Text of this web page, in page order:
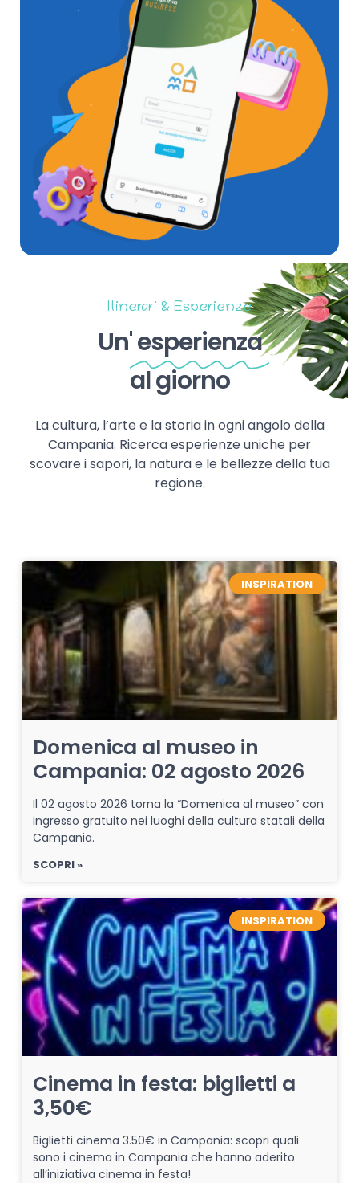
Itinerari & Esperienze
Un'esperienza
al giorno
La cultura, l’arte e la storia in ogni angolo della
Campania. Ricerca esperienze uniche per
scovare i sapori, la natura e le bellezze della tua
regione.
INSPIRATION
Domenica al museo in
Campania: 02 agosto 2026
Il 02 agosto 2026 torna la “Domenica al museo” con
ingresso gratuito nei luoghi della cultura statali della
Campania.
SCOPRI »
INSPIRATION
Cinema in festa: biglietti a
3,50€
Biglietti cinema 3.50€ in Campania: scopri quali
sono i cinema in Campania che hanno aderito
all’iniziativa cinema in festa!